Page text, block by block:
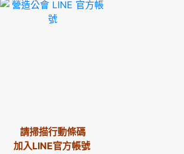
請掃描行動條碼
加入LINE官方帳號